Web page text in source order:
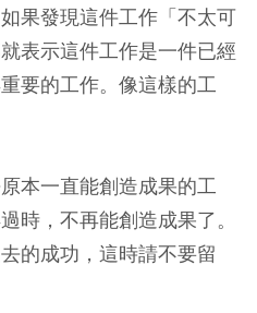
果發現這件工作「不太可
表示這件工作是一件已經
要的工作。像這樣的工
本一直能創造成果的工
時，不再能創造成果了。
的成功，這時請不要留